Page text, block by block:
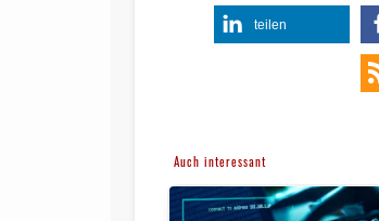
teilen
Auch interessant